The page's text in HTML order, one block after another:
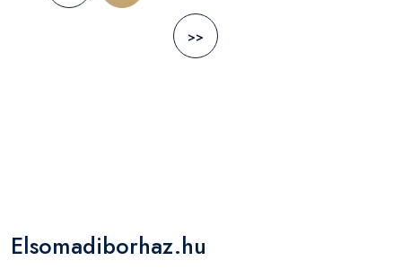
>>
Elsomadiborhaz.hu